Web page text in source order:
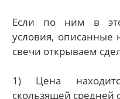
Если по ним в
условия, описанные
свечи открываем
1) Цена
скользящей средней